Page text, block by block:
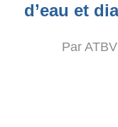
d’eau et
Par